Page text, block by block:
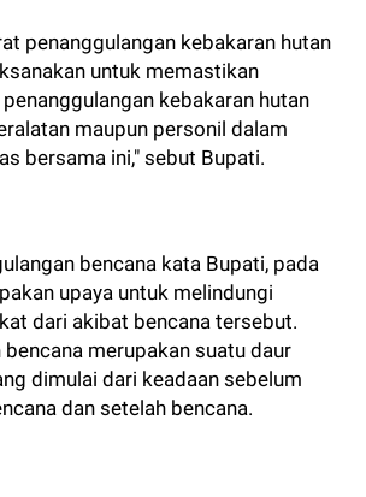
penanggulangan kebakaran hutan
untuk memastikan
kebakaran hutan
maupun personil dalam
bersama ini," sebut Bupati.
bencana kata Bupati, pada
upaya untuk melindungi
dari akibat bencana tersebut.
bencana merupakan suatu daur
dimulai dari keadaan sebelum
dan setelah bencana.